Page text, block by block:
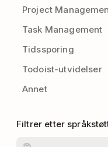
Project
Task Management
Tidssporing
Todoist-utvidelser
Annet
Filtrer etter